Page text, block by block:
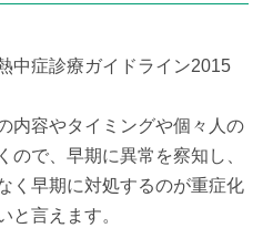
中症診療ガイドライン2015
内容やタイミングや個々人の
ので、早期に異常を察知し、
く早期に対処するのが重症化
と言えます。